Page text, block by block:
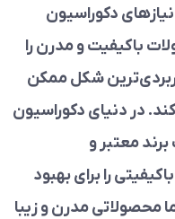
دکوراسیون
باکیفیت و مدرن را
شکل ممکن
در دنیای دکوراسیون
معتبر و
را برای بهبود
محصولاتی مدرن و زیبا